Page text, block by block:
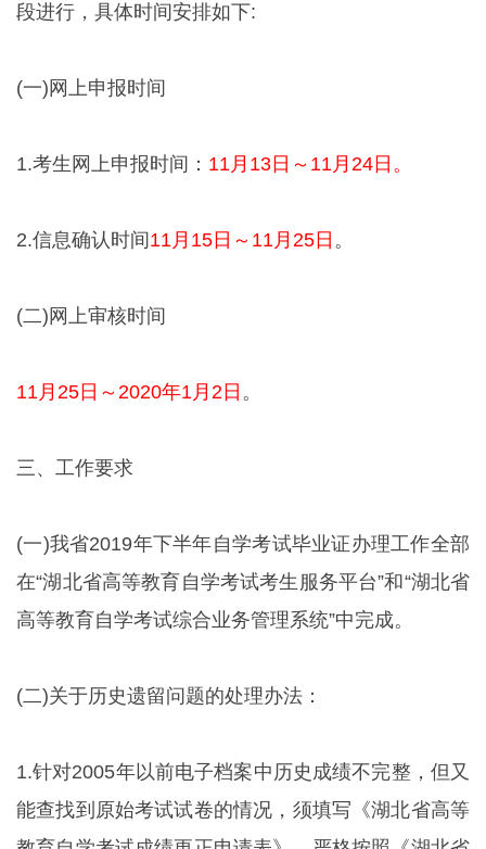
段进行，具体时间安排如下:
(一)网上申报时间
1.考生网上申报时间： 11月13日～11月24日。
2.信息确认时间 11月15日～11月25日 。
(二)网上审核时间
11月25日～2020年1月2日 。
三、工作要求
(一)我省2019年下半年自学考试毕业证办理工作全部
在“湖北省高等教育自学考试考生服务平台”和“湖北省
高等教育自学考试综合业务管理系统”中完成。
(二)关于历史遗留问题的处理办法：
1.针对2005年以前电子档案中历史成绩不完整，但又
能查找到原始考试试卷的情况，须填写《湖北省高等